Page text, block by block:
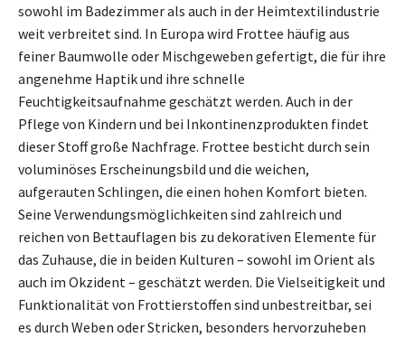
sowohl im Badezimmer als auch in der Heimtextilindustrie
weit verbreitet sind. In Europa wird Frottee häufig aus
feiner Baumwolle oder Mischgeweben gefertigt, die für ihre
angenehme Haptik und ihre schnelle
Feuchtigkeitsaufnahme geschätzt werden. Auch in der
Pflege von Kindern und bei Inkontinenzprodukten findet
dieser Stoff große Nachfrage. Frottee besticht durch sein
voluminöses Erscheinungsbild und die weichen,
aufgerauten Schlingen, die einen hohen Komfort bieten.
Seine Verwendungsmöglichkeiten sind zahlreich und
reichen von Bettauflagen bis zu dekorativen Elemente für
das Zuhause, die in beiden Kulturen – sowohl im Orient als
auch im Okzident – geschätzt werden. Die Vielseitigkeit und
Funktionalität von Frottierstoffen sind unbestreitbar, sei
es durch Weben oder Stricken, besonders hervorzuheben